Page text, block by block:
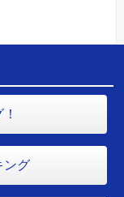
ング